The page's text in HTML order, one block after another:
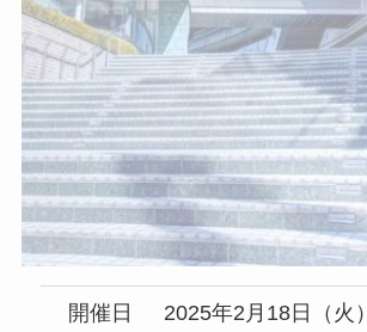
開催日
2025年2月18日（火）